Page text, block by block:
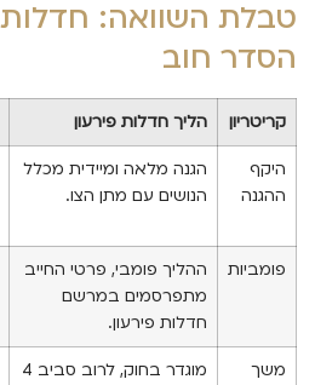
טבלת השוואה: חדלות
הסדר חוב
קריטריון הליך חדלות פירעון
היקף
ההגנה
הגנה מלאה ומיידית מכלל
הנושים עם מתן הצו.
פומביות
ההליך פומבי, פרטי החייב
מתפרסמים במרשם
חדלות פירעון.
משך
מוגדר בחוק, לרוב סביב 4